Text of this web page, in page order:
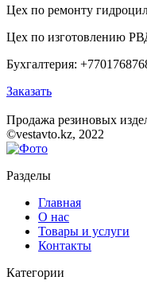
Цех по ремонту
Цех по изготовлению
Бухгалтерия:
Заказать
Продажа резиновых
©vestavto.kz, 2022
Разделы
Главная
О нас
Товары и услуги
Контакты
Категории